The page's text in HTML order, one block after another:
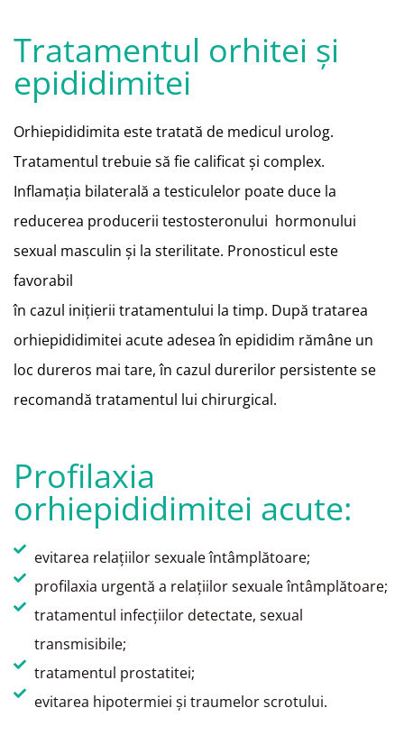
Tratamentul orhitei şi
epididimitei
Orhiepididimita este tratată de medicul urolog.
Tratamentul trebuie să fie calificat şi complex.
Inflamaţia bilaterală a testiculelor poateduce la
reducerea producerii testosteronului hormonului
sexual masculin şi la sterilitate. Pronosticul este
favorabil
în cazul iniţierii tratamentului la timp. După tratarea
orhiepididimitei acuteadesea în epididim rămâne un
loc dureros mai tare, în cazul durerilor persistente se
recomandă tratamentul lui chirurgical.
Profilaxia
orhiepididimitei acute:
evitarea relaţiilor sexuale întâmplătoare;
profilaxia urgentă a relaţiilor sexuale întâmplătoare;
tratamentul infecţiilor detectate, sexual
transmisibile;
tratamentul prostatitei;
evitarea hipotermiei şi traumelor scrotului.